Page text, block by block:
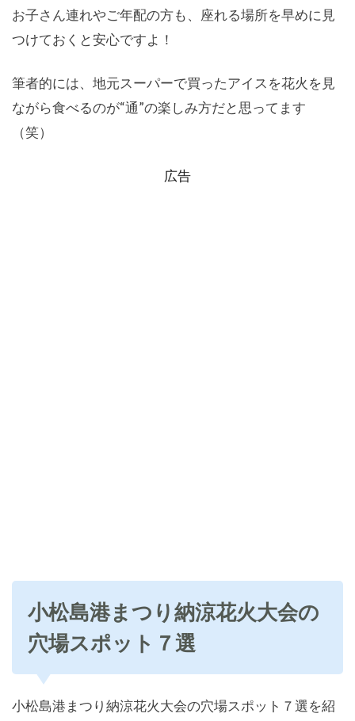
お子さん連れやご年配の方も、座れる場所を早めに見
つけておくと安心ですよ！
筆者的には、地元スーパーで買ったアイスを花火を見
ながら食べるのが“通”の楽しみ方だと思ってます
（笑）
広告
小松島港まつり納涼花火大会の
穴場スポット７選
小松島港まつり納涼花火大会の穴場スポット７選を紹